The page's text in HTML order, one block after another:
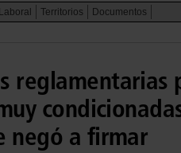
Territorios
Documentos
reglamentarias
negó a firmar